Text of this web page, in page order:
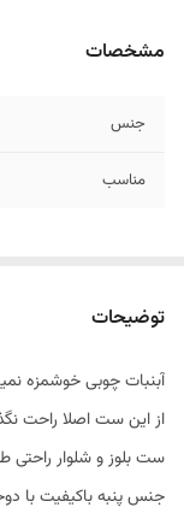
مشخصات
جنس
مناسب
توضیحات
آبنبات چوبی خوشمزه
از این ست اصلا راحت
ست بلوز و شلوار
جنس پنبه باکیفیت با